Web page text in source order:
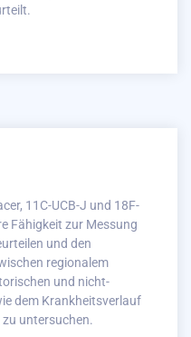
11C-UCB-J und 18F-
Fähigkeit zur Messung
und den
regionalem
und nicht-
dem Krankheitsverlauf
untersuchen.